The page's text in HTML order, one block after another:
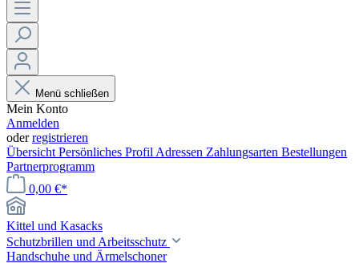
Menü schließen
Mein Konto
Anmelden
oderregistrieren
Übersicht Persönliches Profil Adressen Zahlungsarten Bestellungen
Partnerprogramm
0,00 €*
Kittel und Kasacks
Schutzbrillen und Arbeitsschutz
Handschuhe und Ärmelschoner